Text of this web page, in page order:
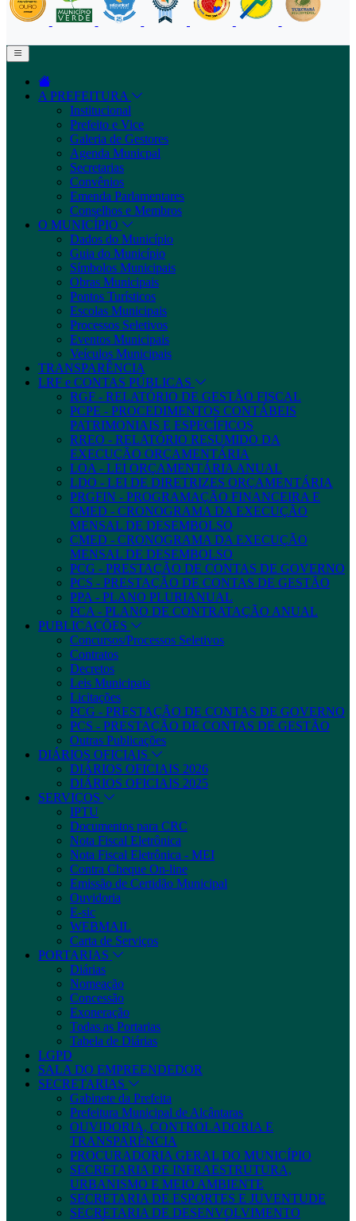
A PREFEITURA
Institucional
Prefeito e Vice
Galeria de Gestores
Agenda Municpal
Secretarias
Convênios
Emenda Parlamentares
Conselhos e Membros
O MUNICÍPIO
Dados do Município
Guia do Município
Símbolos Municipais
Obras Municipais
Pontos Turísticos
Escolas Municipais
Processos Seletivos
Eventos Municipais
Veículos Municipais
TRANSPARÊNCIA
LRF e CONTAS PÚBLICAS
RGF - RELATÓRIO DE GESTÃO FISCAL
PCPE - PROCEDIMENTOS CONTÁBEIS
PATRIMONIAIS E ESPECÍFICOS
RREO - RELATÓRIO RESUMIDO DA
EXECUÇÃO ORÇAMENTÁRIA
LOA - LEI ORÇAMENTÁRIA ANUAL
LDO - LEI DE DIRETRIZES ORÇAMENTÁRIA
PRGFIN - PROGRAMAÇÃO FINANCEIRA E
CMED - CRONOGRAMA DA EXECUÇÃO
MENSAL DE DESEMBOLSO
CMED - CRONOGRAMA DA EXECUÇÃO
MENSAL DE DESEMBOLSO
PCG - PRESTAÇÃO DE CONTAS DE GOVERNO
PCS - PRESTAÇÃO DE CONTAS DE GESTÃO
PPA - PLANO PLURIANUAL
PCA - PLANO DE CONTRATAÇÃO ANUAL
PUBLICAÇÕES
Concursos/Processos Seletivos
Contratos
Decretos
Leis Municipais
Licitações
PCG - PRESTAÇÃO DE CONTAS DE GOVERNO
PCS - PRESTAÇÃO DE CONTAS DE GESTÃO
Outras Publicações
DIÁRIOS OFICIAIS
DIÁRIOS OFICIAIS 2026
DIÁRIOS OFICIAIS 2025
SERVIÇOS
IPTU
Documentos para CRC
Nota Fiscal Eletrônica
Nota Fiscal Eletrônica - MEI
Contra Cheque On-line
Emissão de Certidão Municipal
Ouvidoria
E-sic
WEBMAIL
Carta de Serviços
PORTARIAS
Diárias
Nomeação
Concessão
Exoneração
Todas as Portarias
Tabela de Diárias
LGPD
SALA DO EMPREENDEDOR
SECRETARIAS
Gabinete da Prefeita
Prefeitura Municipal de Alcântaras
OUVIDORIA, CONTROLADORIA E
TRANSPARÊNCIA
PROCURADORIA GERAL DO MUNICÍPIO
SECRETARIA DE INFRAESTRUTURA,
URBANISMO E MEIO AMBIENTE
SECRETARIA DE ESPORTES E JUVENTUDE
SECRETARIA DE DESENVOLVIMENTO